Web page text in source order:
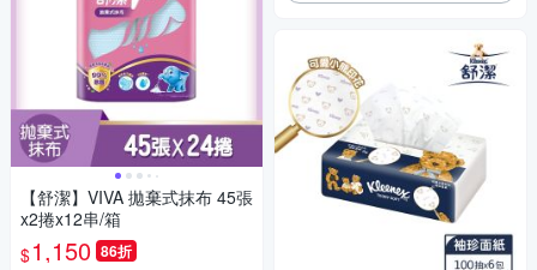
【舒潔】VIVA 拋棄式抹布 45張
x2捲x12串/箱
$1,150 86折